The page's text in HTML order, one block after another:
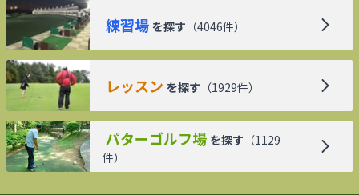
練習場 を探す （4046件）
レッスン を探す （1929件）
パターゴルフ場 を探す （1129
件）